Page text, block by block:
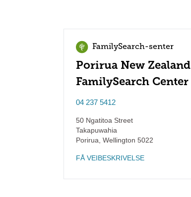
FamilySearch-senter
Porirua New Zealand
FamilySearch Center
04 237 5412
50 Ngatitoa Street
Takapuwahia
Porirua Wellington 5022
FÅ VEIBESKRIVELSE